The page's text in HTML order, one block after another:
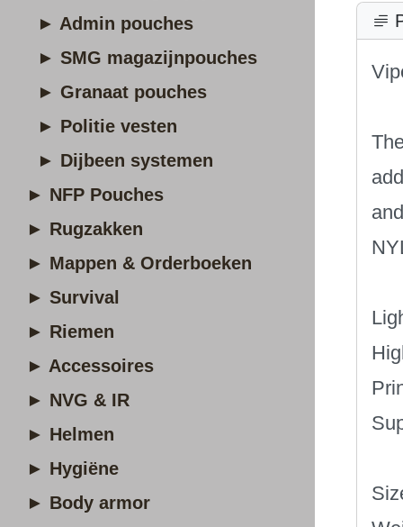
► Admin pouches
► SMG magazijnpouches
► Granaat pouches
► Politie vesten
► Dijbeen systemen
► NFP Pouches
► Rugzakken
► Mappen & Orderboeken
► Survival
► Riemen
► Accessoires
► NVG & IR
► Helmen
► Hygiëne
► Body armor